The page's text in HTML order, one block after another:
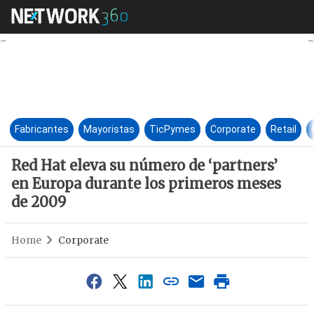
Red Hat eleva su número de
Fabricantes Mayoristas TicPymes Corporate Retail
Red Hat eleva su número de ‘partners’
en Europa durante los primeros meses
de 2009
Home Corporate